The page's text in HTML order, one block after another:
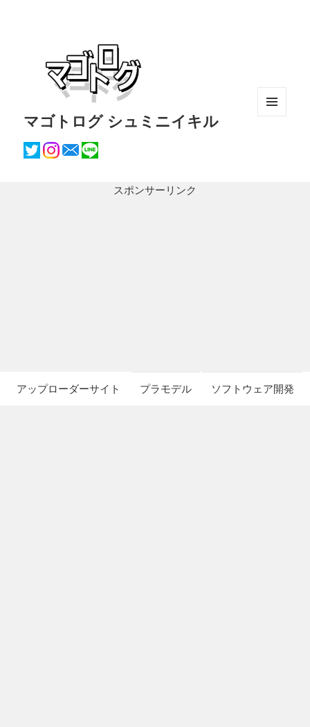
マゴトログ シュミニイキル
スポンサーリンク
アップローダーサイト プラモデル ソフトウェア開発